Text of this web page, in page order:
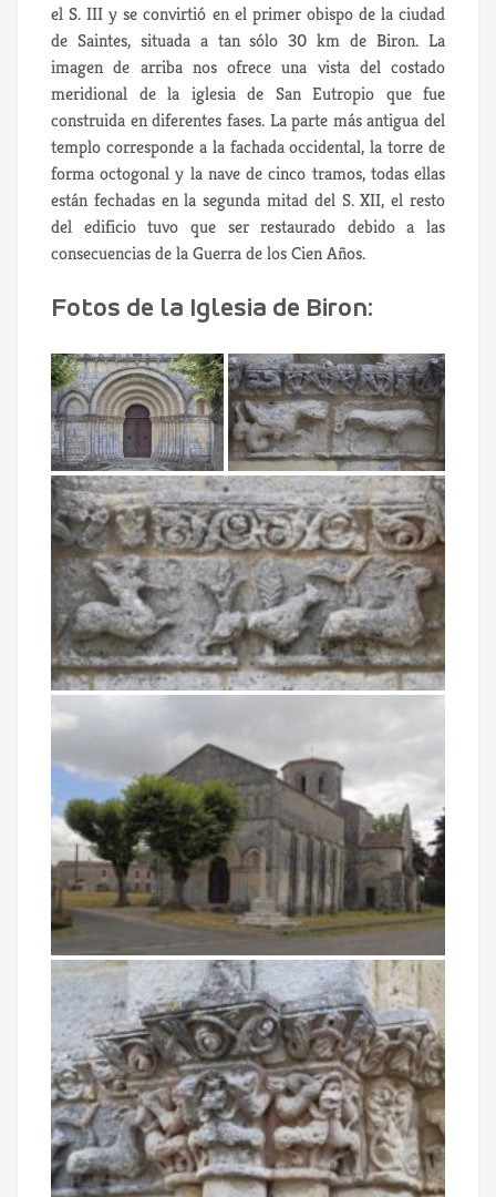
el S. III y se convirtió en el primer obispo de la ciudad
de Saintes, situada a tan sólo 30 km de Biron. La
imagen de arriba nos ofrece una vista del costado
meridional de la iglesia de San Eutropio que fue
construida en diferentes fases. La parte más antigua del
templo corresponde a la fachada occidental, la torre de
forma octogonal y la nave de cinco tramos, todas ellas
están fechadas en la segunda mitad del S. XII, el resto
del edificio tuvo que ser restaurado debido a las
consecuencias de la Guerra de los Cien Años.
Fotos de la Iglesia de Biron: